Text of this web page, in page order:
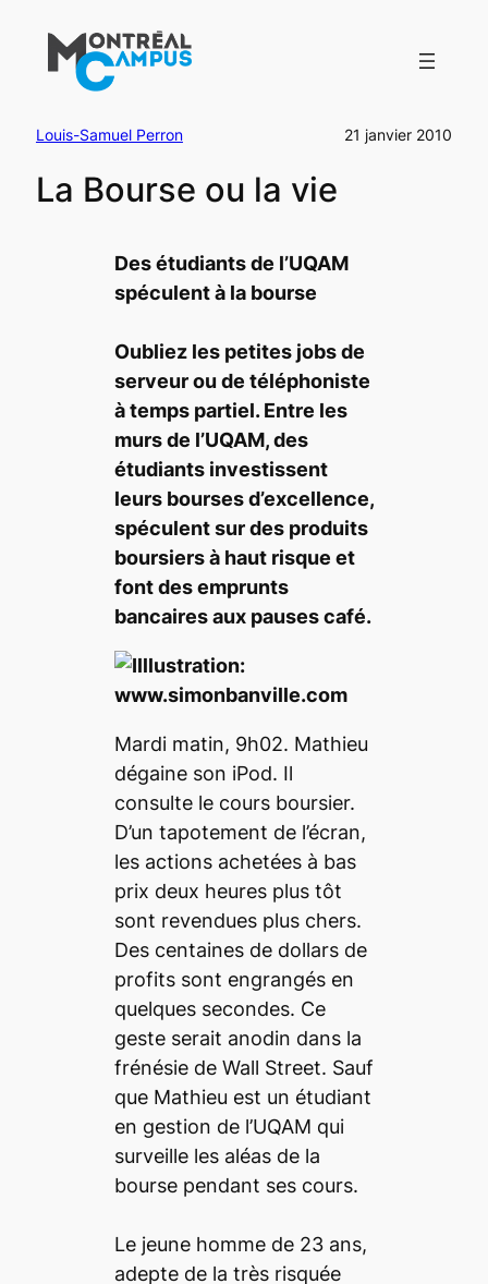
contenu
Louis-Samuel Perron 21 janvier 2010
La Bourse ou la vie
Des étudiants de l’UQAM
spéculent à la bourse
Oubliez les petites jobs de
serveur ou de téléphoniste
à temps partiel. Entre les
murs de l’UQAM, des
étudiants investissent
leurs bourses d’excellence,
spéculent sur des produits
boursiers à haut risque et
font des emprunts
bancaires aux pauses café.
Mardi matin, 9h02. Mathieu
dégaine son iPod. Il
consulte le cours boursier.
D’un tapotement de l’écran,
les actions achetées à bas
prix deux heures plus tôt
sont revendues plus chers.
Des centaines de dollars de
profits sont engrangés en
quelques secondes. Ce
geste serait anodin dans la
frénésie de Wall Street. Sauf
que Mathieu est un étudiant
en gestion de l’UQAM qui
surveille les aléas de la
bourse pendant ses cours.
Le jeune homme de 23 ans,
adepte de la très risquée